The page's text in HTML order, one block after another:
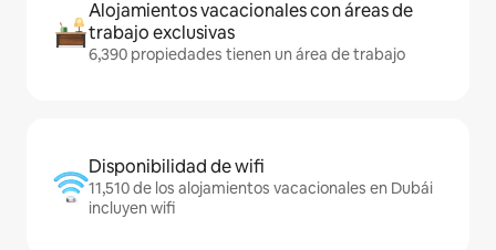
Alojamientos vacacionales con áreas de
trabajo exclusivas
6,390 propiedades tienen un área de trabajo
Disponibilidad de wifi
11,510 de los alojamientos vacacionales en Dubái
incluyen wifi